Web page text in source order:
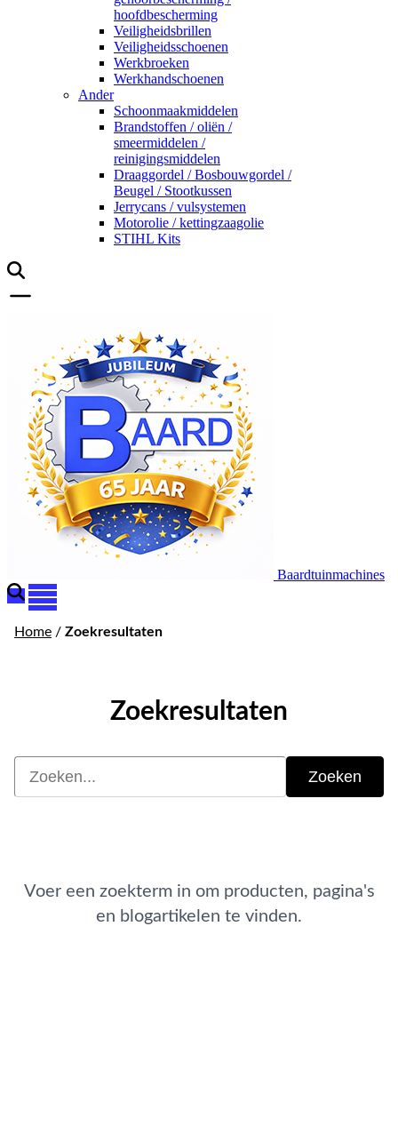
hoofdbescherming
Veiligheidsbrillen
Veiligheidsschoenen
Werkbroeken
Werkhandschoenen
Ander
Schoonmaakmiddelen
Brandstoffen / oliën /
smeermiddelen /
reinigingsmiddelen
Draaggordel / Bosbouwgordel /
Beugel / Stootkussen
Jerrycans / vulsystemen
Motorolie / kettingzaagolie
STIHL Kits
Baardtuinmachines
Home / Zoekresultaten
Zoekresultaten
Zoeken
Voer een zoekterm in om producten, pagina's
en blogartikelen te vinden.